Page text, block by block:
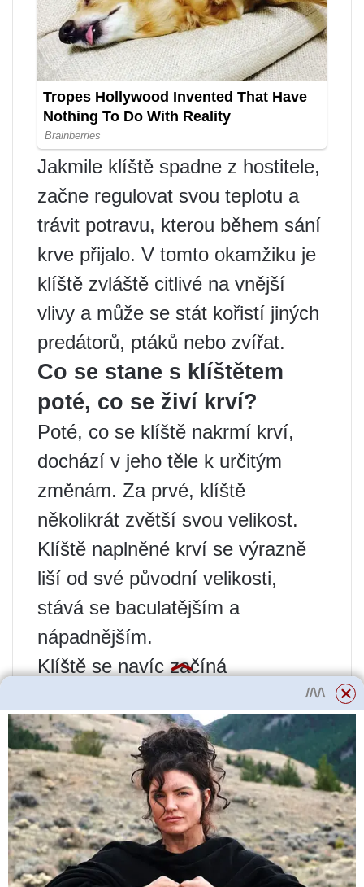
Jakmile klíště spadne z hostitele,
začne regulovat svou teplotu a
trávit potravu, kterou během sání
krve přijalo. V tomto okamžiku je
klíště zvláště citlivé na vnější
vlivy a může se stát kořistí jiných
predátorů, ptáků nebo zvířat.
Co se stane s klíštětem
poté, co se živí krví?
Poté, co se klíště nakrmí krví,
dochází v jeho těle k určitým
změnám. Za prvé, klíště
několikrát zvětší svou velikost.
Klíště naplněné krví se výrazně
liší od své původní velikosti,
stává se baculatějším a
nápadnějším.
Klíště se navíc začíná
životního cyklu – rozmnožování.
Po nasycení krví začnou samice
tvořit vajíčka, která pak kladou do
prostředí. Změnou procházejí i
samci klíšťat – vyhledávají
samičky, se kterými se páří a